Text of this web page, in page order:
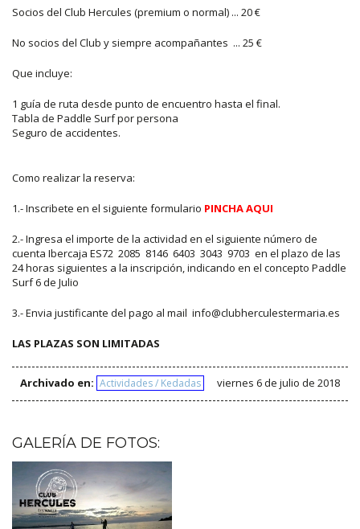
Socios del Club Hercules (premium o normal) ... 20 €
No socios del Club y siempre acompañantes ... 25 €
Que incluye:
1 guía de ruta desde punto de encuentro hasta el final.
Tabla de Paddle Surf por persona
Seguro de accidentes.
Como realizar la reserva:
1.- Inscribete en el siguiente formulario PINCHA AQUI
2.- Ingresa el importe de la actividad en el siguiente número de
cuenta Ibercaja ES72 2085 8146 6403 3043 9703 en el plazo de las
24 horas siguientes a la inscripción, indicando en el concepto Paddle
Surf 6 de Julio
3.- Envia justificante del pago al mail info@clubherculestermaria.es
LAS PLAZAS SON LIMITADAS
Archivado en: Actividades / Kedadas viernes 6 de julio de 2018
GALERÍA DE FOTOS: